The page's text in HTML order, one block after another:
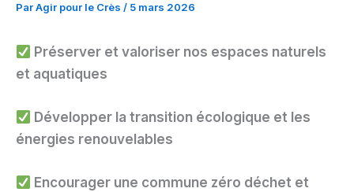
ParAgir pour le Crès / 5 mars 2026
Préserver et valoriser nos espaces naturels
et aquatiques
Développer la transition écologique et les
énergies renouvelables
Encourager une commune zéro déchet et